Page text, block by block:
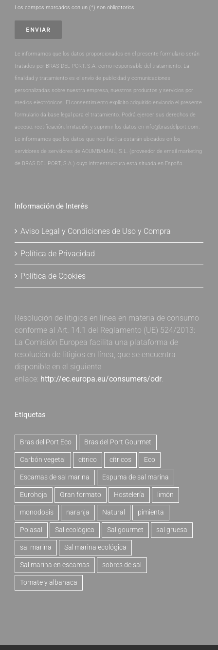
Los campos marcados con un (*) son obligatorios.
Le informamos que los datos proporcionados en el presente formulario serán
tratados por BRAS DEL PORT, S.A. como responsable del tratamiento. La
finalidad y tratamiento es el envío de publicidad y comunicaciones
personalizadas sobre nuestra empresa, nuestros productos y servicios por
medios electrónicos. El consentimiento explícito adquirido enviando el presente
formulario da base legal para el tratamiento. Podrá ejercer sus derechos de
acceso, rectificación, limitación y suprimir los datos en info@brasdelport.com.
Le informamos que los datos que nos facilita estarán ubicados en los
servidores de servidores de ACUMBAMAIL, S.L. (proveedor de email marketing
de BRAS DEL PORT, S.A.) cuya infraestructura está situada en España.
Información de Interés
Aviso Legal y Condiciones de Uso y Compra
Política de Privacidad
Política de Cookies
Resolución de litigios en línea en materia de consumo
conforme al Art. 14.1 del Reglamento (UE) 524/2013:
La Comisión Europea facilita una plataforma de
resolución de litigios en línea, que se encuentra
disponible en el siguiente
enlace: http://ec.europa.eu/consumers/odr.
Etiquetas
Bras del Port Eco Bras del Port Gourmet
Carbón vegetal cítrico cítricos Eco
Escamas de sal marina Espuma de sal marina
Eurohoja Gran formato Hostelería limón
monodosis naranja Natural pimienta
Polasal Sal ecológica Sal gourmet sal gruesa
sal marina Sal marina ecológica
Sal marina en escamas sobres de sal
Tomate y albahaca